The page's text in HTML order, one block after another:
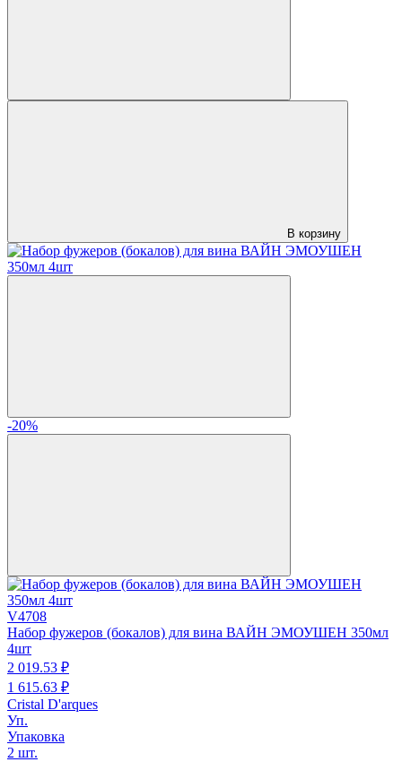
В корзину
-20%
V4708
Набор фужеров (бокалов) для вина ВАЙН ЭМОУШЕН 350мл
4шт
2 019.53 ₽
1 615.63 ₽
Cristal D'arques
Уп.
Упаковка
2 шт.